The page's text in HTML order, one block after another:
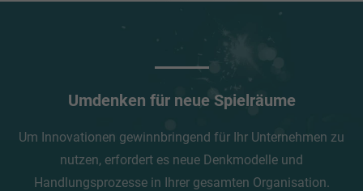
Umdenken für neue Spielräume
Um Innovationen gewinnbringend für Ihr Unternehmen zu
nutzen, erfordert es neue Denkmodelle und
Handlungsprozesse in Ihrer gesamten Organisation.